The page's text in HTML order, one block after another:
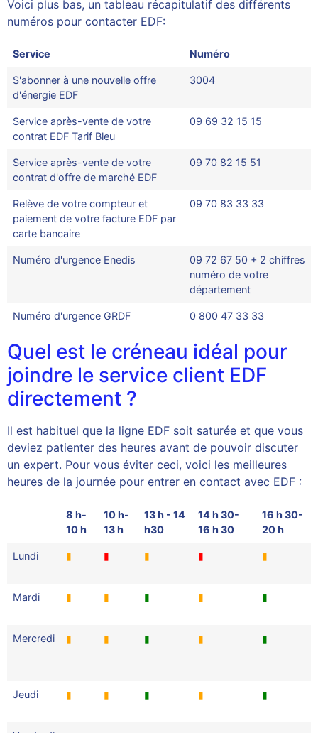
Voici plus bas, un tableau récapitulatif des différents
numéros pour contacter EDF:
Service Numéro
S'abonner à une nouvelle offre
d'énergie EDF
3004
Service après-vente de votre
contrat EDF Tarif Bleu
09 69 32 15 15
Service après-vente de votre
contrat d'offre de marché EDF
09 70 82 15 51
Relève de votre compteur et
paiement de votre facture EDF par
carte bancaire
09 70 83 33 33
Numéro d'urgence Enedis
09 72 67 50 + 2 chiffres
numéro de votre
département
Numéro d'urgence GRDF 0 800 47 33 33
Quel est le créneau idéal pour
joindre le service client EDF
directement ?
Il est habituel que la ligne EDF soit saturée et que vous
deviez patienter des heures avant de pouvoir discuter
un expert. Pour vous éviter ceci, voici les meilleures
heures de la journée pour entrer en contact avec EDF :
8 h-
10 h
10 h-
13 h
13 h - 14
h30
14 h 30-
16 h 30
16 h 30-
20 h
Lundi ▮ ▮ ▮ ▮ ▮
Mardi ▮ ▮ ▮ ▮ ▮
Mercredi ▮ ▮ ▮ ▮ ▮
Jeudi ▮ ▮ ▮ ▮ ▮